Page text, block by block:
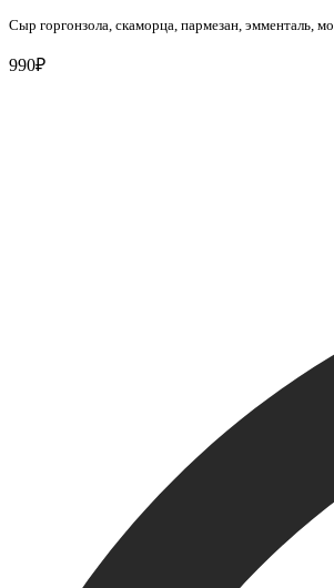
Сыр горгонзола, скаморца, пармезан, эмменталь,
990₽